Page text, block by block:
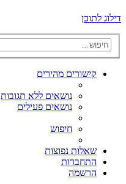
דילוג לתוכן
קישורים מהירים
נושאים ללא תגובות
נושאים פעילים
חיפוש
שאלות נפוצות
התחברות
הרשמה